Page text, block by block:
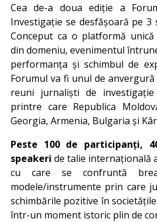
Cea de-a doua ediție a
Investigație se desfășoară pe 3
Conceput ca o platformă
din domeniu, evenimentul
performanța și schimbul de
Forumul va fi unul de
reuni jurnaliști de
printre care Republica
Georgia, Armenia, Bulgaria și
Peste 100 de participanți,
speakeri de talie internațională
cu care se confruntă
modele/instrumente prin care
schimbările pozitive în
într-un moment istoric plin de